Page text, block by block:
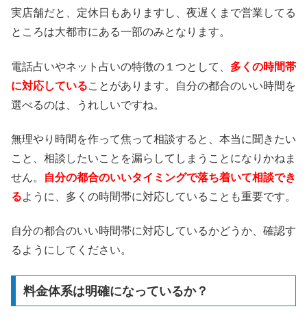
実店舗だと、定休日もありますし、夜遅くまで営業してる
ところは大都市にある一部のみとなります。
電話占いやネット占いの特徴の１つとして、 多くの時間帯
に対応していることがあります。自分の都合のいい時間を
選べるのは、うれしいですね。
無理やり時間を作って焦って相談すると、本当に聞きたい
こと、相談したいことを漏らしてしまうことになりかねま
せん。
自分の都合のいいタイミングで落ち着いて相談でき
るように、多くの時間帯に対応していることも重要です。
自分の都合のいい時間帯に対応しているかどうか、確認す
るようにしてください。
料金体系は明確になっているか？